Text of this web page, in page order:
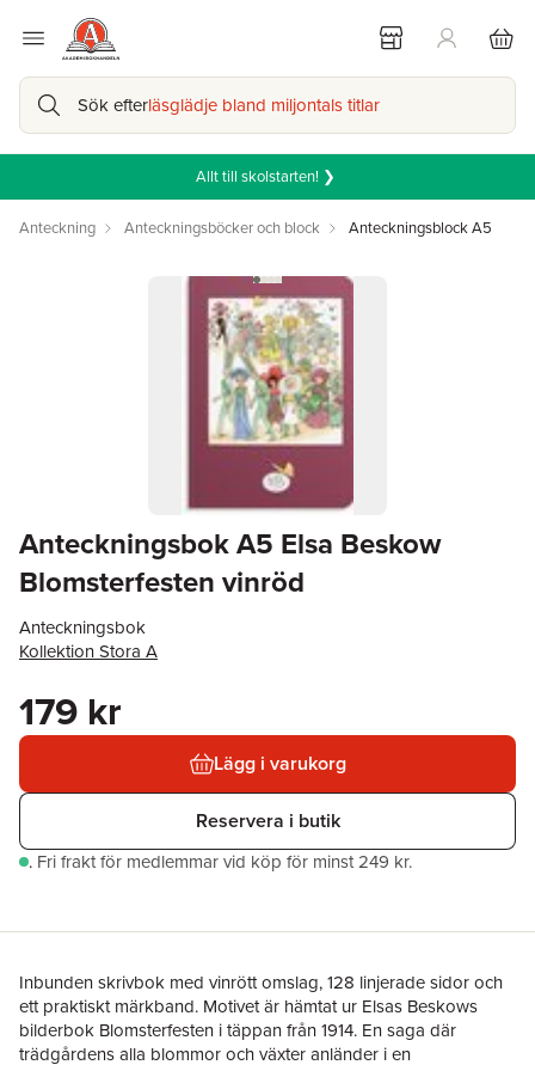
Sök efterläsglädje bland miljontals titlar
Allt till skolstarten! ❯
Anteckning Anteckningsböcker och block Anteckningsblock A5
Anteckningsbok A5 Elsa Beskow
Blomsterfesten vinröd
Anteckningsbok
Kollektion Stora A
179 kr
Lägg i varukorg
Reservera i butik
. Fri frakt för medlemmar vid köp för minst 249 kr.
Inbunden skrivbok med vinrött omslag, 128 linjerade sidor och
ett praktiskt märkband. Motivet är hämtat ur Elsas Beskows
bilderbok Blomsterfesten i täppan från 1914. En saga där
trädgårdens alla blommor och växter anländer i en